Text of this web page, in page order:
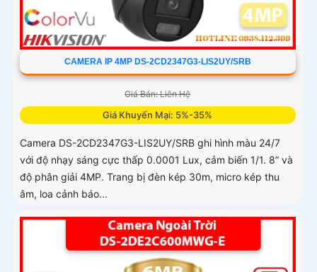
CAMERA IP 4MP DS-2CD2347G3-LIS2UY/SRB
Giá Bán: Liên Hệ
Giá Khuyến Mại: 5%-35%
Camera DS-2CD2347G3-LIS2UY/SRB ghi hình màu 24/7
với độ nhạy sáng cực thấp 0.0001 Lux, cảm biến 1/1. 8” và
độ phân giải 4MP. Trang bị đèn kép 30m, micro kép thu
âm, loa cảnh báo...